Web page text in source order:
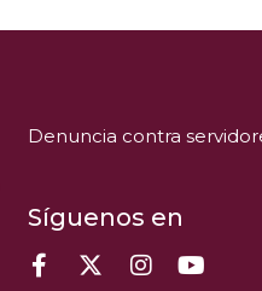
Denuncia contra
Síguenos en